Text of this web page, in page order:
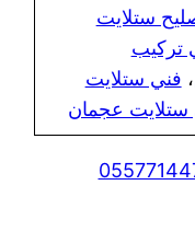
ستلايت
تركيب
، فني ستلايت
ستلايت عجمان